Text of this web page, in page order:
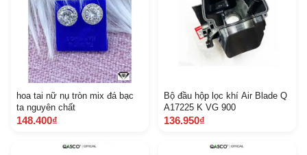
hoa tai nữ nụ tròn mix đá bạc
ta nguyên chất
148.400₫
Bộ đầu hộp lọc khí Air Blade Q
A17225 K VG 900
136.950₫